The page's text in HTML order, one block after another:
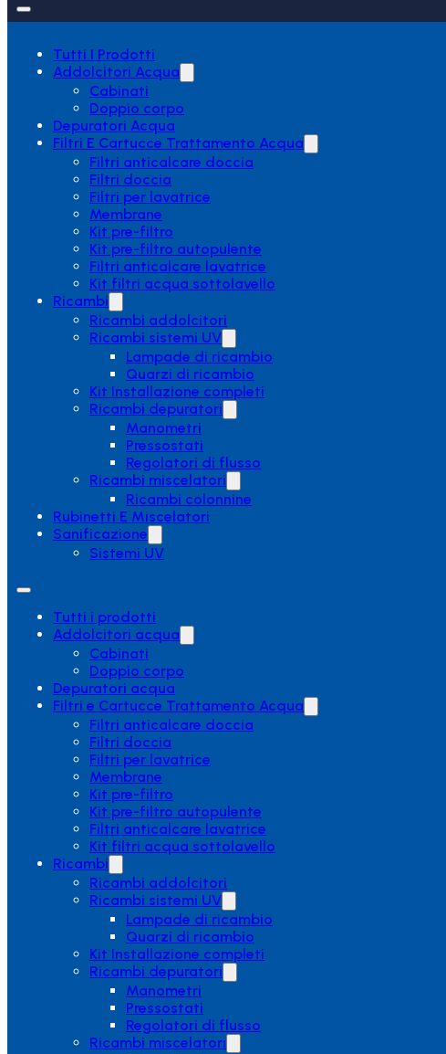
Tutti I Prodotti
Addolcitori Acqua
Cabinati
Doppio corpo
Depuratori Acqua
Filtri E Cartucce Trattamento Acqua
Filtri anticalcare doccia
Filtri doccia
Filtri per lavatrice
Membrane
Kit pre-filtro
Kit pre-filtro autopulente
Filtri anticalcare lavatrice
Kit filtri acqua sottolavello
Ricambi
Ricambi addolcitori
Ricambi sistemi UV
Lampade di ricambio
Quarzi di ricambio
Kit Installazione completi
Ricambi depuratori
Manometri
Pressostati
Regolatori di flusso
Ricambi miscelatori
Ricambi colonnine
Rubinetti E Miscelatori
Sanificazione
Sistemi UV
Tutti i prodotti
Addolcitori acqua
Cabinati
Doppio corpo
Depuratori acqua
Filtri e Cartucce Trattamento Acqua
Filtri anticalcare doccia
Filtri doccia
Filtri per lavatrice
Membrane
Kit pre-filtro
Kit pre-filtro autopulente
Filtri anticalcare lavatrice
Kit filtri acqua sottolavello
Ricambi
Ricambi addolcitori
Ricambi sistemi UV
Lampade di ricambio
Quarzi di ricambio
Kit Installazione completi
Ricambi depuratori
Manometri
Pressostati
Regolatori di flusso
Ricambi miscelatori